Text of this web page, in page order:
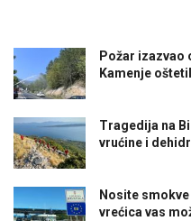
Požar izazvao
Kamenje
Tragedija na
vrućine i
Nosite
vrećica vas